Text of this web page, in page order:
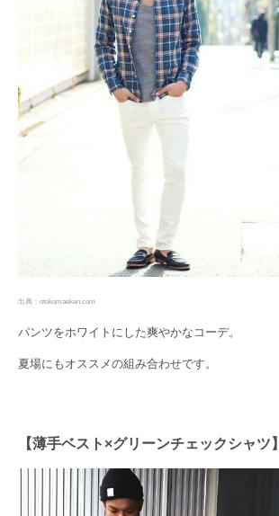
出典：otokomaeken.com
パンツをホワイトにした爽やかなコーデ。
夏場にもオススメの組み合わせです。
【薄手ベスト×グリーンチェックシャツ】